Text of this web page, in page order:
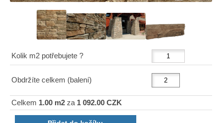
Kolik m2 potřebujete ?
Obdržíte celkem (balení)
Celkem 1.00 m2 za 1 092.00 CZK